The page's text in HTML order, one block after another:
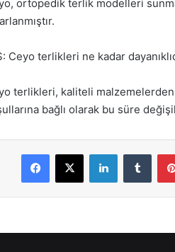
ortopedik terlik modelleri
Ceyo terlikleri ne kadar
terlikleri, kaliteli malzemelerden
bağlı olarak bu süre
Facebook
X LinkedIn